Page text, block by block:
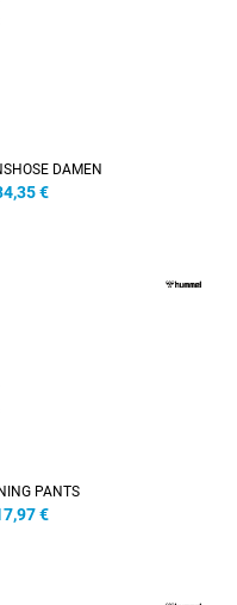
DAMEN
€
PANTS
€